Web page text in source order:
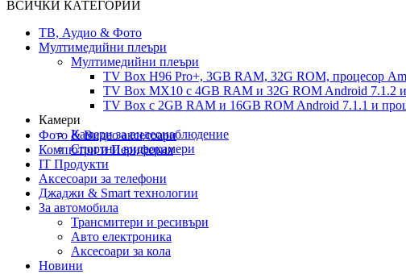
ВСИЧКИ КАТЕГОРИИ
ТВ, Аудио & Фото
Мултимедийни плеъри
Мултимедийни плеъри
TV Box H96 Pro+, 3GB RAM, 32G ROM, процесор
TV Box MX10 с 4GB RAM и 32G ROM Android 7.1.2
TV Box с 2GB RAM и 16GВ ROM Android 7.1.1 и
Камери
Камери за видеонаблюдение
Спортни видеокамери
Фото & Видео аксесоари
Компютри и Периферия
IT Продукти
Аксесоари за телефони
Джаджи & Smart технологии
За автомобила
Трансмитери и ресивъри
Авто електроника
Аксесоари за кола
Новини